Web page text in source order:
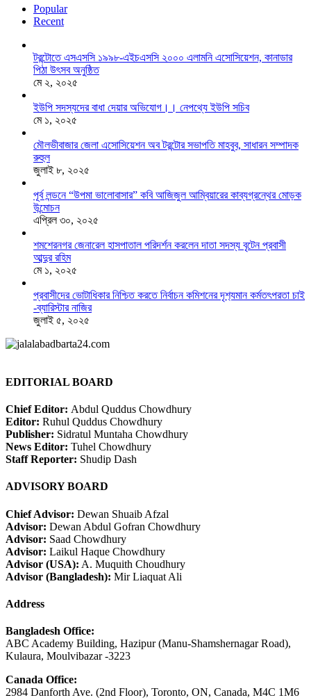
Popular
Recent
টরন্টোতে এসএসসি ১৯৯৮-এইচএসসি ২০০০ এলামনি এসোসিয়েশন, কানাডার
পিঠা উৎসব অনুষ্ঠিত
মে ২, ২০২৫
ইউপি সদস্যদের বাধা দেয়ার অভিযোগ।। নেপথ্যে ইউপি সচিব
মে ১, ২০২৫
মৌলভীবাজার জেলা এসোসিয়েশন অব টরন্টোর সভাপতি মাহবুব, সাধারন সম্পাদক
রুহুল
জুলাই ৮, ২০২৫
পূর্ব লন্ডনে “উপমা ভালোবাসার” কবি আজিজুল আম্বিয়ারের কাব্যগ্রন্থের মোড়ক
উন্মোচন
এপ্রিল ৩০, ২০২৫
শমশেরনগর জেনারেল হাসপাতাল পরিদর্শন করলেন দাতা সদস্য বৃটেন প্রবাসী
আব্দুর রহিম
মে ১, ২০২৫
প্রবাসীদের ভোটাধিকার নিশ্চিত করতে নির্বাচন কমিশনের দৃশ‍্যমান কর্মতৎপরতা চাই
-ব্যারিস্টার নাজির
জুলাই ৫, ২০২৫
EDITORIAL BOARD
Chief Editor: Abdul Quddus Chowdhury
Editor: Ruhul Quddus Chowdhury
Publisher: Sidratul Muntaha Chowdhury
News Editor: Tuhel Chowdhury
Staff Reporter: Shudip Dash
ADVISORY BOARD
Chief Advisor: Dewan Shuaib Afzal
Advisor: Dewan Abdul Gofran Chowdhury
Advisor: Saad Chowdhury
Advisor: Laikul Haque Chowdhury
Advisor (USA): A. Muquith Choudhury
Advisor (Bangladesh): Mir Liaquat Ali
Address
Bangladesh Office:
ABC Academy Building, Hazipur (Manu-Shamshernagar Road),
Kulaura, Moulvibazar -3223
Canada Office:
2984 Danforth Ave. (2nd Floor), Toronto, ON, Canada, M4C 1M6